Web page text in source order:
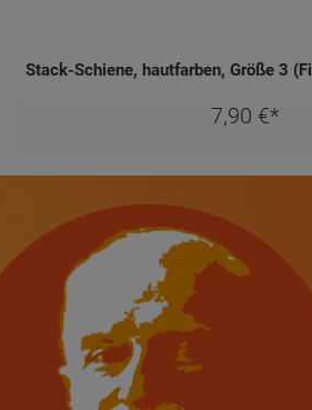
Stack-Schiene, hautfarben, Größe 3
7,90 €*